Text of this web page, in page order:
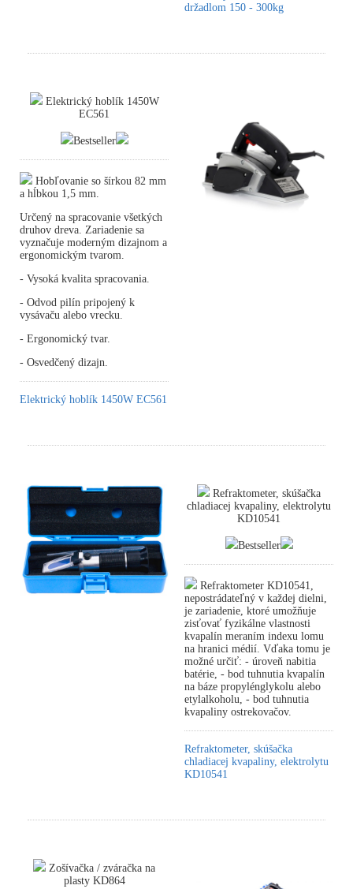
držadlom 150 - 300kg
Elektrický hoblík 1450W
EC561
Bestseller
Hobľovanie so šírkou 82 mm
a hĺbkou 1,5 mm.
Určený na spracovanie všetkých
druhov dreva. Zariadenie sa
vyznačuje moderným dizajnom a
ergonomickým tvarom.
- Vysoká kvalita spracovania.
- Odvod pilín pripojený k
vysávaču alebo vrecku.
- Ergonomický tvar.
- Osvedčený dizajn.
Elektrický hoblík 1450W EC561
Refraktometer, skúšačka
chladiacej kvapaliny, elektrolytu
KD10541
Bestseller
Refraktometer KD10541,
nepostrádateľný v každej dielni,
je zariadenie, ktoré umožňuje
zisťovať fyzikálne vlastnosti
kvapalín meraním indexu lomu
na hranici médií. Vďaka tomu je
možné určiť: - úroveň nabitia
batérie, - bod tuhnutia kvapalín
na báze propylénglykolu alebo
etylalkoholu, - bod tuhnutia
kvapaliny ostrekovačov.
Refraktometer, skúšačka
chladiacej kvapaliny, elektrolytu
KD10541
Zošívačka / zváračka na
plasty KD864